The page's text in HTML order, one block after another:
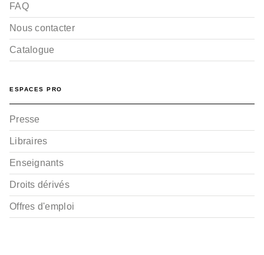
FAQ
Nous contacter
Catalogue
ESPACES PRO
Presse
Libraires
Enseignants
Droits dérivés
Offres d'emploi